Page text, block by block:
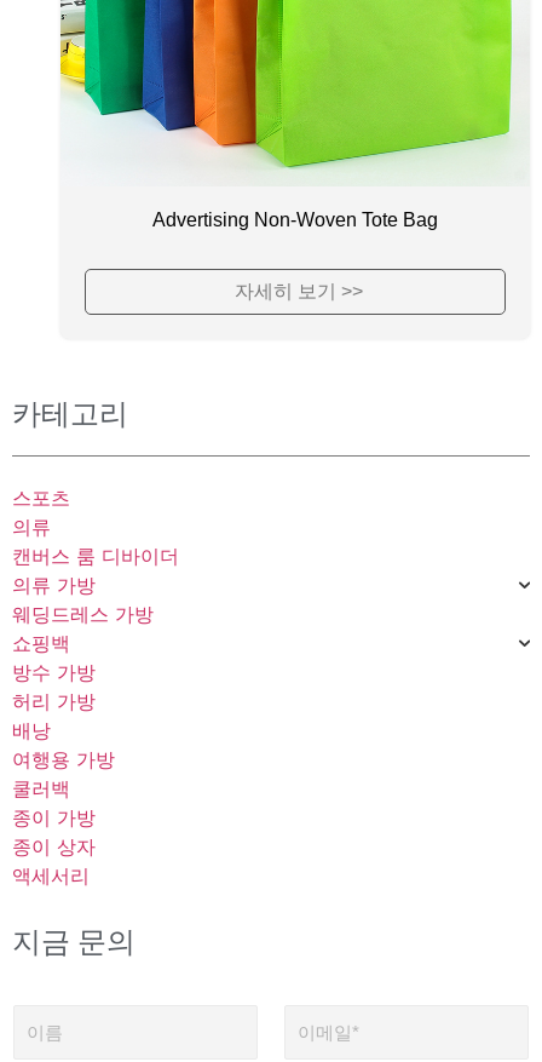
카테고리
스포츠
의류
캔버스 룸 디바이더
의류 가방
웨딩드레스 가방
쇼핑백
방수 가방
허리 가방
배낭
여행용 가방
쿨러백
종이 가방
종이 상자
액세서리
지금 문의
름
메
Advertising Non-Woven Tote Bag
자세히 보기 >>